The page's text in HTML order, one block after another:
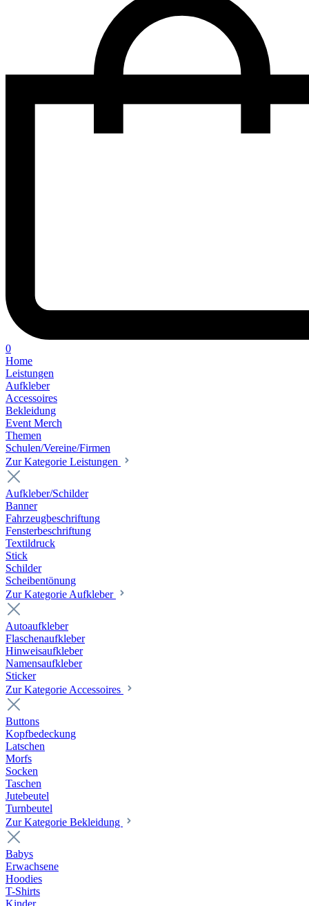
0
Home
Leistungen
Aufkleber
Accessoires
Bekleidung
Event Merch
Themen
Schulen/Vereine/Firmen
Zur Kategorie Leistungen
Aufkleber/Schilder
Banner
Fahrzeugbeschriftung
Fensterbeschriftung
Textildruck
Stick
Schilder
Scheibentönung
Zur Kategorie Aufkleber
Autoaufkleber
Flaschenaufkleber
Hinweisaufkleber
Namensaufkleber
Sticker
Zur Kategorie Accessoires
Buttons
Kopfbedeckung
Latschen
Morfs
Socken
Taschen
Jutebeutel
Turnbeutel
Zur Kategorie Bekleidung
Babys
Erwachsene
Hoodies
T-Shirts
Kinder